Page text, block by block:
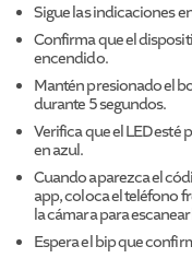
Sigue las indicaciones
Confirma que el
encendido.
Mantén presionado el
durante 5 segundos.
Verifica que el LED esté
en azul.
Cuando aparezca el
app, coloca el teléfono
la cámara para
Espera el bip que